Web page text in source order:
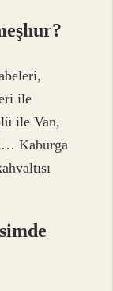
ile
ile Van,
Kaburga